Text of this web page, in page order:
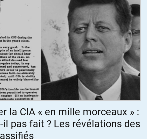
la CIA « en mille morceaux » :
il pas fait ? Les révélations des